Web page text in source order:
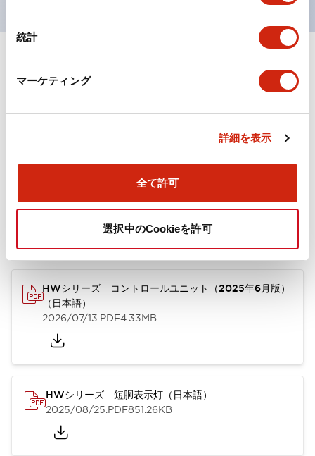
統計
マーケティング
詳細を表示
全て許可
選択中のCookieを許可
+
ドキュメントとファイル
取扱説明書 CAD 技術文書 その他
HWシリーズ コントロールユニット（2025年6月版）
（日本語）
2026/07/13.PDF4.33MB
HWシリーズ 短胴表示灯（日本語）
2025/08/25.PDF851.26KB